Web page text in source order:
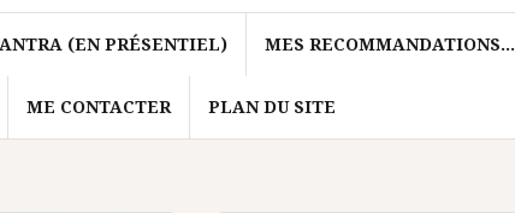
(EN PRÉSENTIEL) MES RECOMMANDATIONS…
ME CONTACTER PLAN DU SITE